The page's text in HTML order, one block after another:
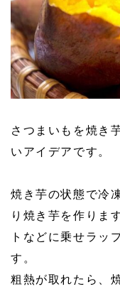
さつまいもを焼き
いアイデアです。
焼き芋の状態で冷
り焼き芋を作りま
トなどに乗せラッ
す。
粗熱が取れたら、